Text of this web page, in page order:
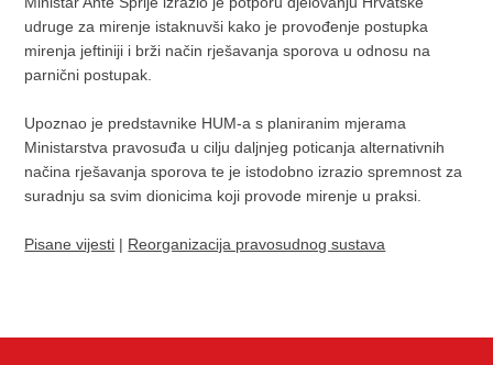
udruge za mirenje istaknuvši kako je provođenje postupka
mirenja jeftiniji i brži način rješavanja sporova u odnosu na
parnični postupak.
Upoznao je predstavnike HUM-a s planiranim mjerama
Ministarstva pravosuđa u cilju daljnjeg poticanja alternativnih
načina rješavanja sporova te je istodobno izrazio spremnost za
suradnju sa svim dionicima koji provode mirenje u praksi.
Pisane vijesti | Reorganizacija pravosudnog sustava